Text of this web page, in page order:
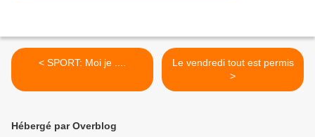
< SPORT: Moi je ....
Le vendredi tout est permis
>
Hébergé par Overblog